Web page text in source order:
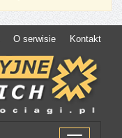
O serwisie Kontakt